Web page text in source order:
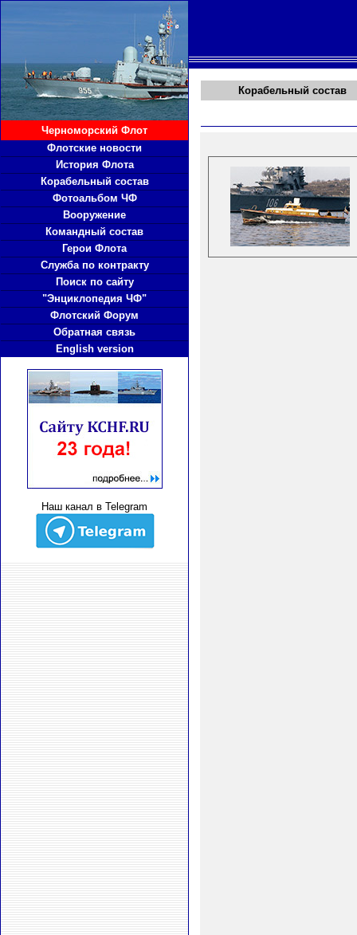
Черноморский Флот
Флотские новости
История Флота
Корабельный состав
Фотоальбом ЧФ
Вооружение
Командный состав
Герои Флота
Служба по контракту
Поиск по сайту
"Энциклопедия ЧФ"
Флотский Форум
Обратная связь
English version
Наш канал в Telegram
Корабельный состав